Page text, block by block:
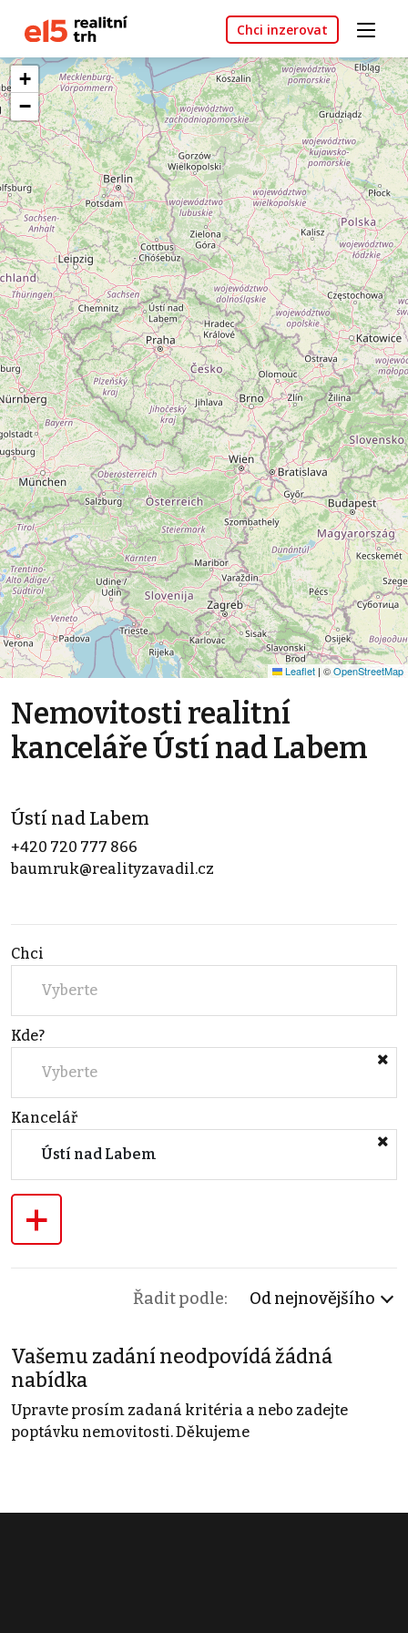
Chci inzerovat
+
−
Leaflet | ©OpenStreetMap
Nemovitosti realitní
kanceláře Ústí nad Labem
Ústí nad Labem
+420 720 777 866
baumruk@realityzavadil.cz
Chci
Vyberte
Kde?
Vyberte
Kancelář
Ústí nad Labem
+
Řadit podle: Od nejnovějšího
Vašemu zadání neodpovídá žádná
nabídka
Upravte prosím zadaná kritéria a nebo zadejte
poptávku nemovitosti. Děkujeme